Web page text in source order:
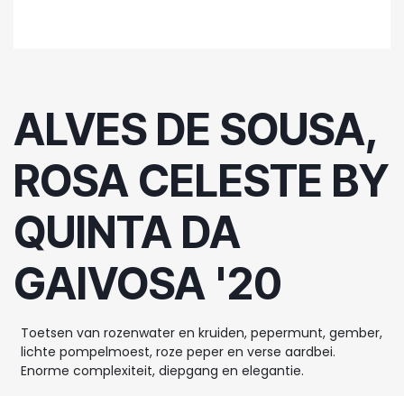
ALVES DE SOUSA,
ROSA CELESTE BY
QUINTA DA
GAIVOSA '20
Toetsen van rozenwater en kruiden, pepermunt, gember,
lichte pompelmoest, roze peper en verse aardbei.
Enorme complexiteit, diepgang en elegantie.